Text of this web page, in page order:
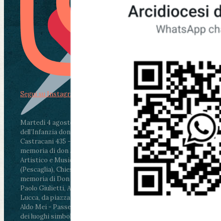
Martedì 4 agosto2026
ore 11:30 - Lucca, Scuola
dell’Infanzia don Aldo Mei - Viale Castruccio
Castracani 435 - Inaugurazione murales in
memoria di don Aldo Mei curato dal Liceo
Artistico e Musicale “Passaglia”
ore 18 - Fiano
(Pescaglia), Chiesa parrocchiale - Messa in
memoria di Don Aldo Mei celebrata da mons.
Paolo Giulietti, Arcivescovo di Lucca
ore 20.30 -
Lucca, da piazza San Michele al Cippo di don
Aldo Mei - Passeggiata della Memoria in alcuni
dei luoghi simbolo della città. Ritrovo alle ore
Segui su Instagram